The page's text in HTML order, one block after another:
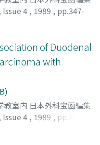
Issue 4 , 1989 , pp.347-
of Duodenal
with
室内 日本外科宝函編集
Issue 4 , 1989 , pp.360-